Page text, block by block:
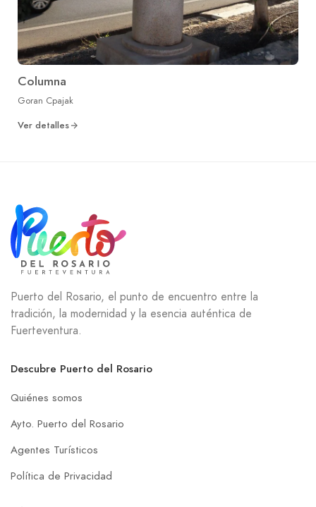
Columna
Goran Cpajak
Ver detalles
Puerto del Rosario, el punto de encuentro entre la
tradición, la modernidad y la esencia auténtica de
Fuerteventura.
Descubre Puerto del Rosario
Quiénes somos
Ayto. Puerto del Rosario
Agentes Turísticos
Política de Privacidad